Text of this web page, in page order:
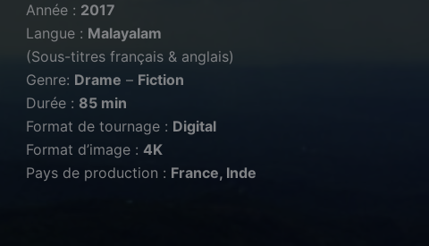
Année : 2017
Langue : Malayalam
(Sous-titres français & anglais)
Genre: Drame – Fiction
Durée : 85 min
Format de tournage : Digital
Format d’image : 4K
Pays de production : France, Inde